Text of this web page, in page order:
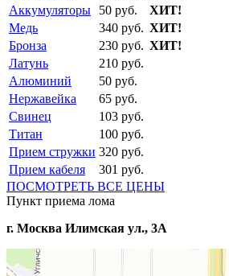
Аккумуляторы
50 руб.
ХИТ!
Медь
340 руб. ХИТ!
Бронза
230 руб. ХИТ!
Латунь
210 руб.
Алюминий
50 руб.
Нержавейка
65 руб.
Свинец
103 руб.
Титан
100 руб.
Прием стружки 320 руб.
Прием кабеля
301 руб.
ПОСМОТРЕТЬ ВСЕ ЦЕНЫ
Пункт приема лома
г. Москва Илимская ул., 3А